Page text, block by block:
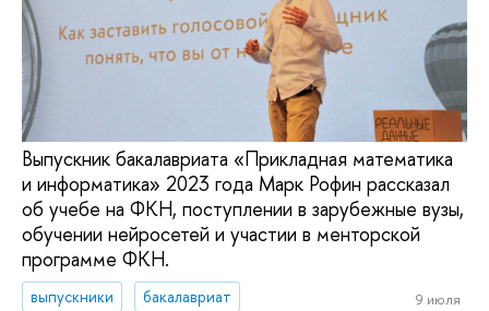
Выпускник бакалавриата «Прикладная математика
и информатика» 2023 года Марк Рофин рассказал
об учебе на ФКН, поступлении в зарубежные вузы,
обучении нейросетей и участии в менторской
программе ФКН.
выпускники бакалавриат 9 июля